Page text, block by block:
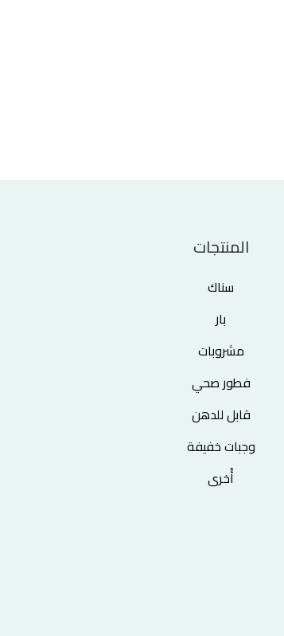
المنتجات
سناك
بار
مشروبات
فطور صحي
قابل للدهن
وجبات خفيفة
أُخرى